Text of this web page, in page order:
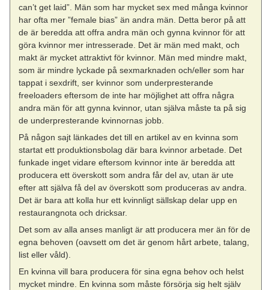
can’t get laid”. Män som har mycket sex med många kvinnor
har ofta mer ”female bias” än andra män. Detta beror på att
de är beredda att offra andra män och gynna kvinnor för att
göra kvinnor mer intresserade. Det är män med makt, och
makt är mycket attraktivt för kvinnor. Män med mindre makt,
som är mindre lyckade på sexmarknaden och/eller som har
tappat i sexdrift, ser kvinnor som underpresterande
freeloaders eftersom de inte har möjlighet att offra några
andra män för att gynna kvinnor, utan själva måste ta på sig
de underpresterande kvinnornas jobb.
På någon sajt länkades det till en artikel av en kvinna som
startat ett produktionsbolag där bara kvinnor arbetade. Det
funkade inget vidare eftersom kvinnor inte är beredda att
producera ett överskott som andra får del av, utan är ute
efter att själva få del av överskott som produceras av andra.
Det är bara att kolla hur ett kvinnligt sällskap delar upp en
restaurangnota och dricksar.
Det som av alla anses manligt är att producera mer än för de
egna behoven (oavsett om det är genom hårt arbete, talang,
list eller våld).
En kvinna vill bara producera för sina egna behov och helst
mycket mindre. En kvinna som måste försörja sig helt själv